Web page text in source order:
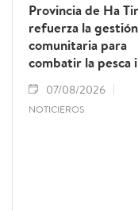
Provincia de Ha
refuerza la gestión
comunitaria para
combatir la pesca
07/08/2026
NOTICIEROS